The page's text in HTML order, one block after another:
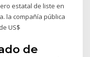
estatal de liste en
la compañía pública
US$
de